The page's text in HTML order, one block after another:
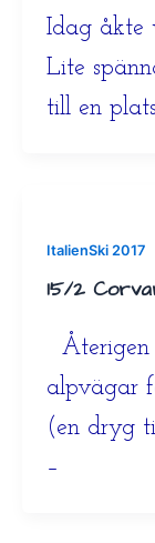
Idag åkte
Lite
till en
ItalienSki 2017
15/2
Återigen
alpvägar
(en dryg
–